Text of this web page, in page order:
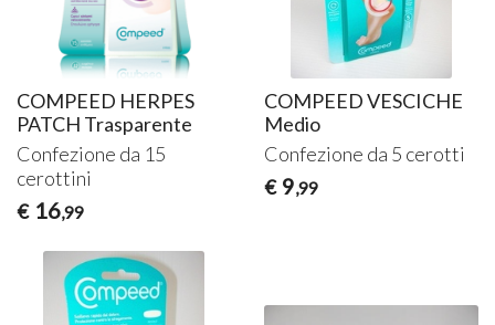
COMPEED HERPES
PATCH Trasparente
Confezione da 15
cerottini
€ 16,99
COMPEED VESCICHE
Medio
Confezione da 5 cerotti
€ 9,99